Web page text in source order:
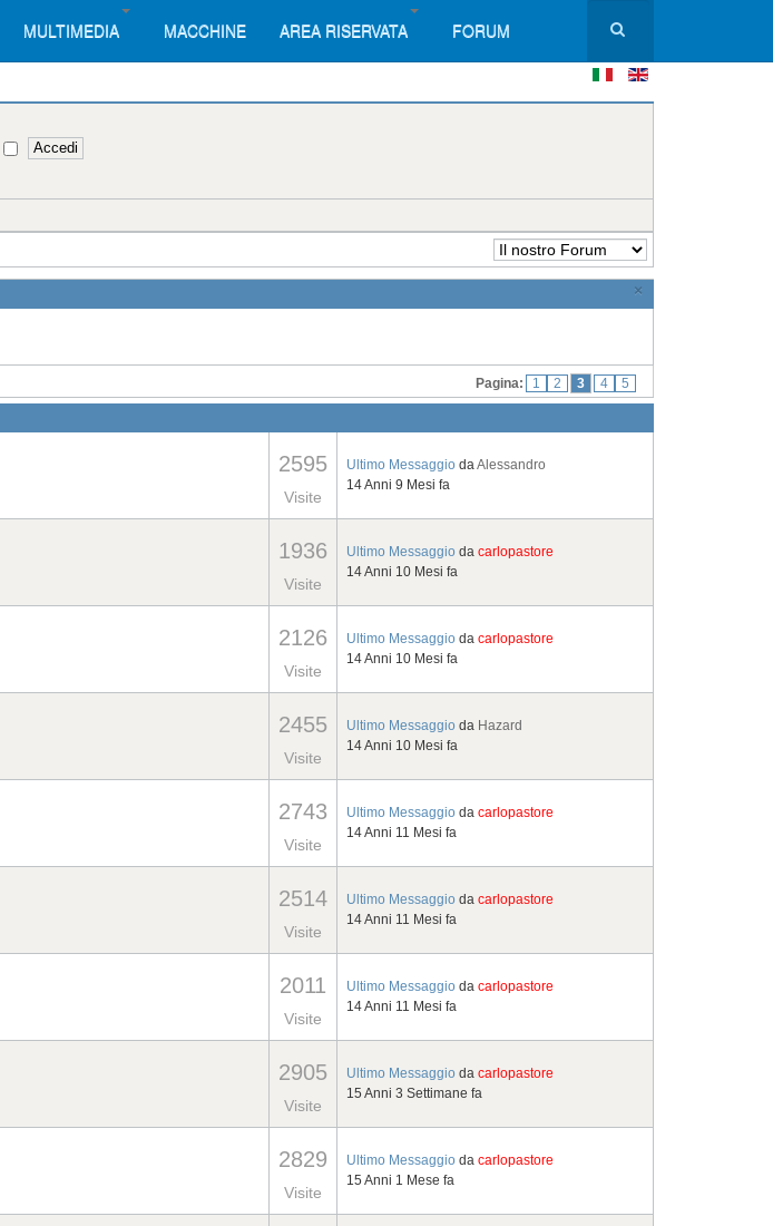
MULTIMEDIA MACCHINE AREA RISERVATA FORUM
×
Pagina: 1 2 3 4 5
2595
Visite
Ultimo Messaggio da Alessandro
14 Anni 9 Mesi fa
1936
Visite
Ultimo Messaggio da carlopastore
14 Anni 10 Mesi fa
2126
Visite
Ultimo Messaggio da carlopastore
14 Anni 10 Mesi fa
2455
Visite
Ultimo Messaggio da Hazard
14 Anni 10 Mesi fa
2743
Visite
Ultimo Messaggio da carlopastore
14 Anni 11 Mesi fa
2514
Visite
Ultimo Messaggio da carlopastore
14 Anni 11 Mesi fa
2011
Visite
Ultimo Messaggio da carlopastore
14 Anni 11 Mesi fa
2905
Visite
Ultimo Messaggio da carlopastore
15 Anni 3 Settimane fa
2829
Visite
Ultimo Messaggio da carlopastore
15 Anni 1 Mese fa